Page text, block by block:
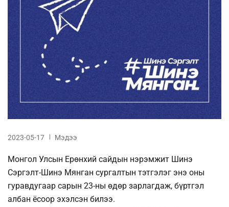
2023-05-17 Мэдээ
Монгол Улсын Ерөнхий сайдын нэрэмжит Шинэ
Сэргэлт-Шинэ Мянган сургалтын тэтгэлэг энэ оны
гуравдугаар сарын 23-ны өдөр зарлагдаж, бүртгэл
албан ёсоор эхэлсэн билээ.